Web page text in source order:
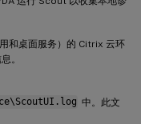
和桌面服务）的 Citrix 云环
。
中。此文